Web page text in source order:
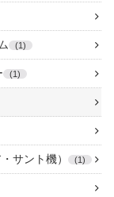
1
1
サント機） 1